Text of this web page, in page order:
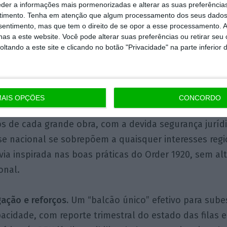
a informações mais pormenorizadas e alterar as suas
Tenha em atenção que algum processamento dos seus
mas que tem o direito de se opor a esse processamento.
a este website. Você pode alterar suas preferências ou retirar seu
a este site e clicando no botão "Privacidade" na parte inferior
OPÇÕES CONCORDO
das Redese peloplaneamento plurianual
decenal, nunca foram consentâneos com os ciclos
para os investidores neste mercado.
E (5 anos). O passo seguinte é reforçar a
para acomodar novas cargas e rotas de
e distribuição num calendário público de reforços
de cada grande obra, com a devida segurança
nacional se sobrepõem a quaisquer interesses
inspirada nas boas práticas do Order 1920, sem
e reforços. Um “balcão único” efetivo para
com reporte trimestral do estado das filas